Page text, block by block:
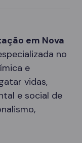
em Nova
no
e
vidas,
e social de